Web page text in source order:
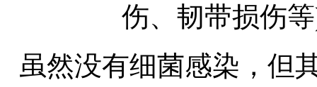
伤、韧带损伤
虽然没有细菌感染，但